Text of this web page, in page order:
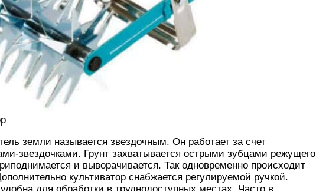
земли называется звездочным. Он работает за счет
звездочками. Грунт захватывается острыми зубцами режущего
и выворачивается. Так одновременно происходит
культиватор снабжается регулируемой ручкой.
для обработки в труднодоступных местах. Часто в